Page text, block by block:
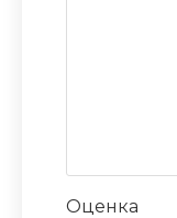
Оценка